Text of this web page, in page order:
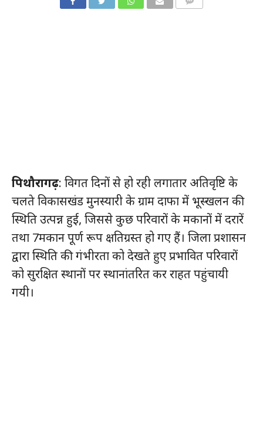
पिथौरागढ़: विगत दिनों से हो रही लगातार अतिवृष्टि के
चलते विकासखंड मुनस्यारी के ग्राम दाफा में भूस्खलन की
स्थिति उत्पन्न हुई, जिससे कुछ परिवारों के मकानों में दरारें
तथा 7मकान पूर्ण रूप क्षतिग्रस्त हो गए हैं। जिला प्रशासन
द्वारा स्थिति की गंभीरता को देखते हुए प्रभावित परिवारों
को सुरक्षित स्थानों पर स्थानांतरित कर राहत पहुंचायी
गयी।